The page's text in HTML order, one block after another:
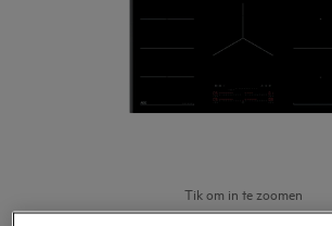
Tik om in te zoomen